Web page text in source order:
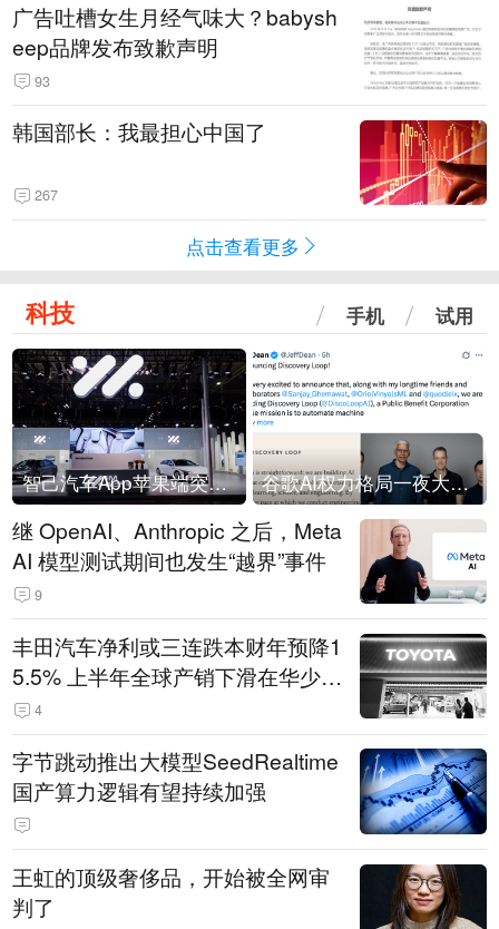
广告吐槽女生月经气味大？babysh
eep品牌发布致歉声明
93
韩国部长：我最担心中国了
267
点击查看更多
科技 手机 试用
智己汽车App苹果端突然“下架” 谷歌AI权力格局一夜大洗牌
继 OpenAI、Anthropic 之后，Meta
AI 模型测试期间也发生“越界”事件
9
丰田汽车净利或三连跌本财年预降1
5.5% 上半年全球产销下滑在华少卖
14.3万辆
4
字节跳动推出大模型SeedRealtime
国产算力逻辑有望持续加强
王虹的顶级奢侈品，开始被全网审
判了